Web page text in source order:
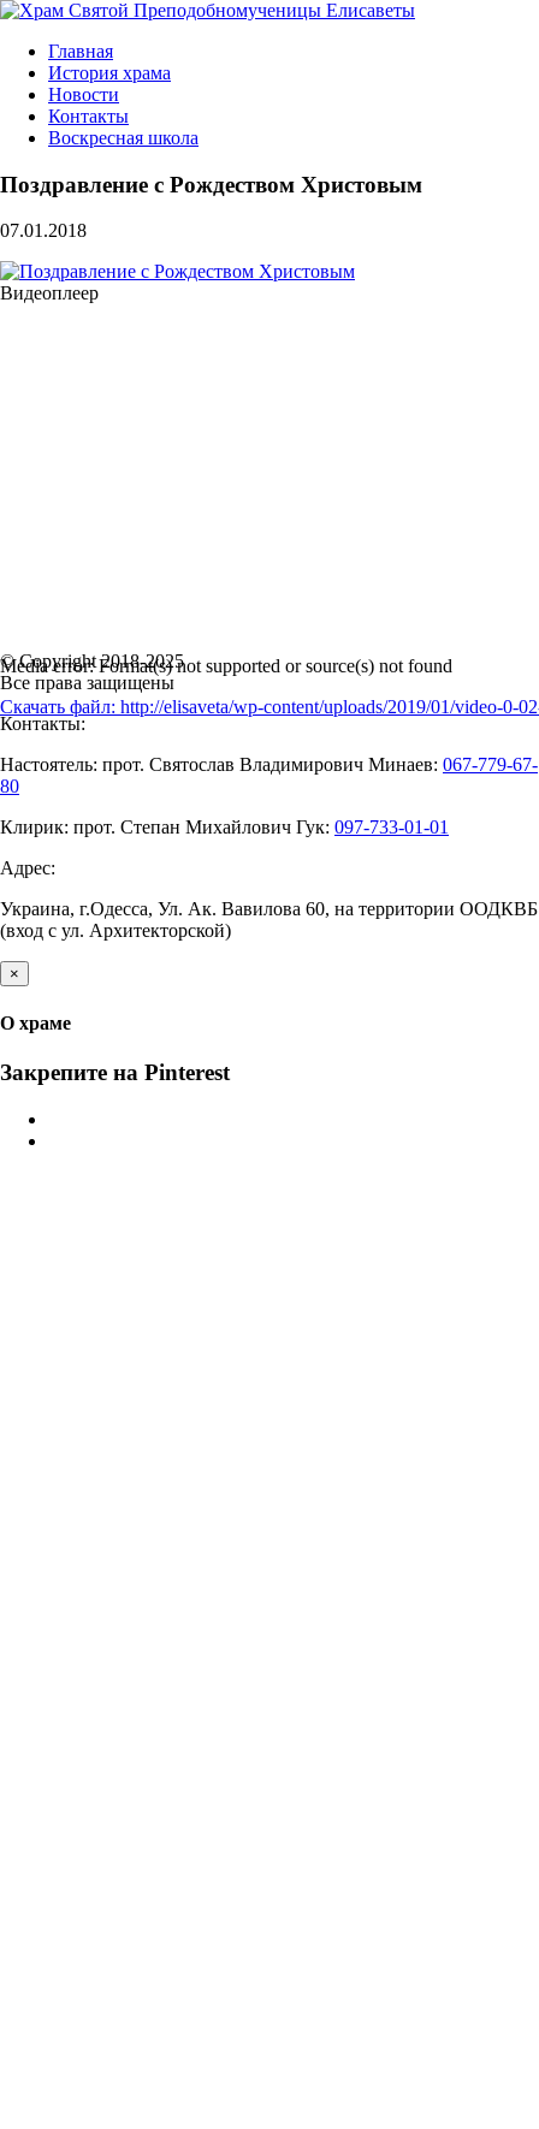
Главная
История храма
Новости
Контакты
Воскресная школа
Поздравление с Рождеством Христовым
07.01.2018
Видеоплеер
Media error: Format(s) not supported or source(s) not found
Скачать файл: http://elisaveta/wp-content/uploads/2019/01/video-0-
00:00
© Copyright 2018-2025
Все права защищены
Контакты:
Настоятель: прот. Святослав Владимирович Минаев: 067-779-67-
80
Клирик: прот. Степан Михайлович Гук: 097-733-01-01
Адрес:
Украина, г.Одесса, Ул. Ак. Вавилова 60, на территории ООДКВБ
(вход с ул. Архитекторской)
×
О храме
Закрепите на Pinterest